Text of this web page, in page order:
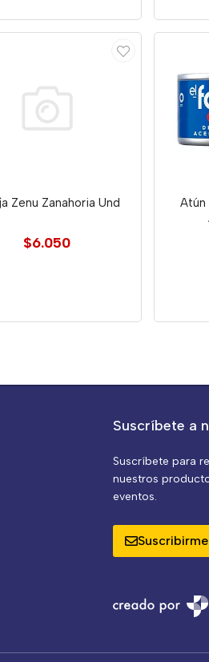
Zenu Zanahoria Und
$6.050
Atún
Suscríbete a
Suscríbete para
nuestros
eventos.
Suscribirme